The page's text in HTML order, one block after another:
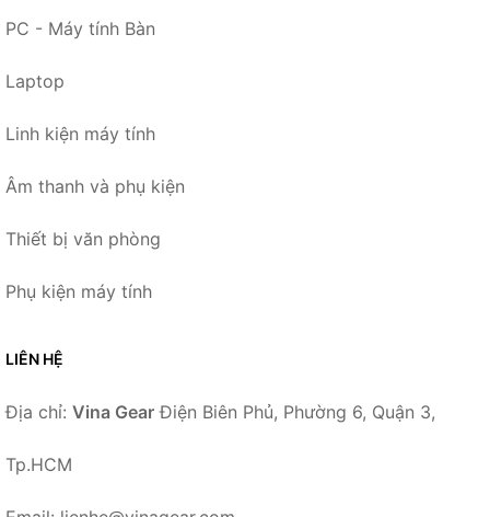
PC - Máy tính Bàn
Laptop
Linh kiện máy tính
Âm thanh và phụ kiện
Thiết bị văn phòng
Phụ kiện máy tính
LIÊN HỆ
Địa chỉ: Vina Gear Điện Biên Phủ, Phường 6, Quận 3,
Tp.HCM